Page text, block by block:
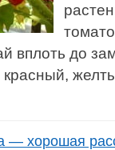
вплоть до
— хорошая